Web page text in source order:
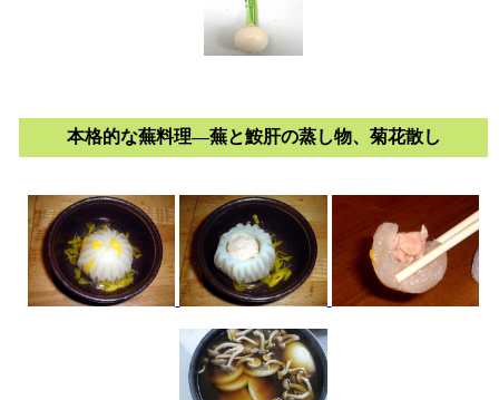
本格的な蕪料理―蕪と鮟肝の蒸し物、菊花散し